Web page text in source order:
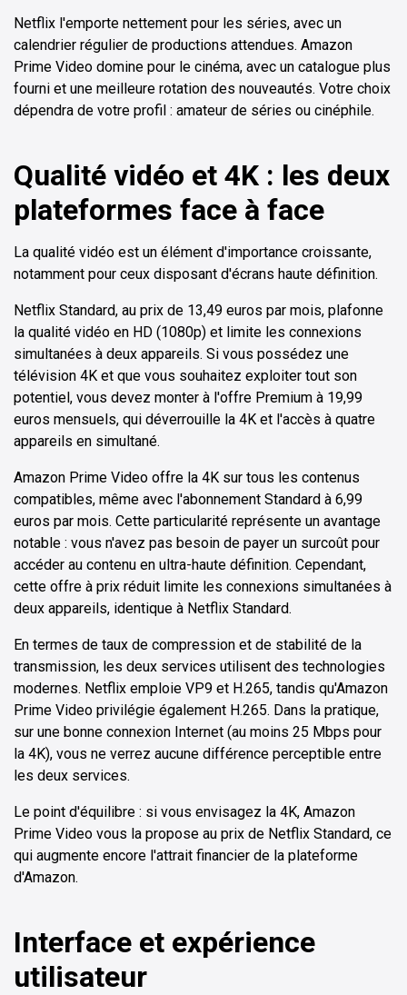
Netflix l'emporte nettement pour les séries, avec un
calendrier régulier de productions attendues. Amazon
Prime Video domine pour le cinéma, avec un catalogue plus
fourni et une meilleure rotation des nouveautés. Votre choix
dépendra de votre profil : amateur de séries ou cinéphile.
Qualité vidéo et 4K : les deux
plateformes face à face
La qualité vidéo est un élément d'importance croissante,
notamment pour ceux disposant d'écrans haute définition.
Netflix Standard, au prix de 13,49 euros par mois, plafonne
la qualité vidéo en HD (1080p) et limite les connexions
simultanées à deux appareils. Si vous possédez une
télévision 4K et que vous souhaitez exploiter tout son
potentiel, vous devez monter à l'offre Premium à 19,99
euros mensuels, qui déverrouille la 4K et l'accès à quatre
appareils en simultané.
Amazon Prime Video offre la 4K sur tous les contenus
compatibles, même avec l'abonnement Standard à 6,99
euros par mois. Cette particularité représente un avantage
notable : vous n'avez pas besoin de payer un surcoût pour
accéder au contenu en ultra-haute définition. Cependant,
cette offre à prix réduit limite les connexions simultanées à
deux appareils, identique à Netflix Standard.
En termes de taux de compression et de stabilité de la
transmission, les deux services utilisent des technologies
modernes. Netflix emploie VP9 et H.265, tandis qu'Amazon
Prime Video privilégie également H.265. Dans la pratique,
sur une bonne connexion Internet (au moins 25 Mbps pour
la 4K), vous ne verrez aucune différence perceptible entre
les deux services.
Le point d'équilibre : si vous envisagez la 4K, Amazon
Prime Video vous la propose au prix de Netflix Standard, ce
qui augmente encore l'attrait financier de la plateforme
d'Amazon.
Interface et expérience
utilisateur